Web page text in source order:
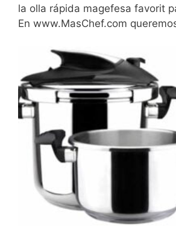
la olla rápida magefesa favorit
En www.MasChef.com